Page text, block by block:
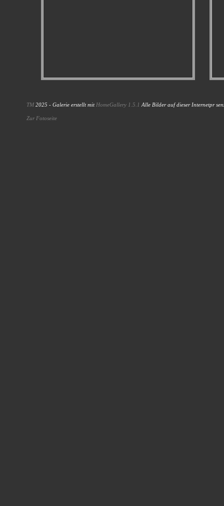
TM2025 - Galerie erstellt mit HomeGallery 1.5.1Alle Bilder auf dieser Internetpr
Zur Fotoseite